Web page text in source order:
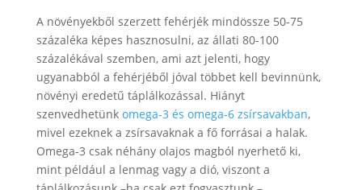
A növényekből szerzett fehérjék mindössze 50-75
százaléka képes hasznosulni, az állati 80-100
százalékával szemben, ami azt jelenti, hogy
ugyanabból a fehérjéből jóval többet kell bevinnünk,
növényi eredetű táplálkozással. Hiányt
szenvedhetünk omega-3 és omega-6 zsírsavakban,
mivel ezeknek a zsírsavaknak a fő forrásai a halak.
Omega-3 csak néhány olajos magból nyerhető ki,
mint például a lenmag vagy a dió, viszont a